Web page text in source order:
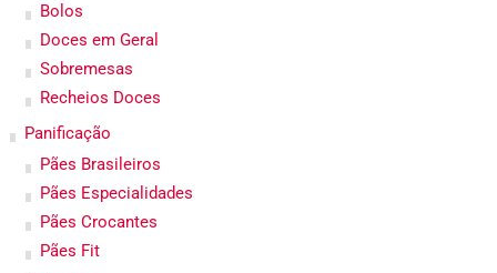
Bolos
Doces em Geral
Sobremesas
Recheios Doces
Panificação
Pães Brasileiros
Pães Especialidades
Pães Crocantes
Pães Fit